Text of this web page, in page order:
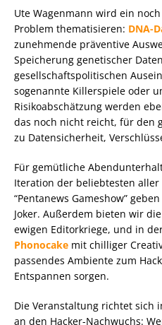
Ute Wagenmann wird ein
Problem thematisieren: DNA-
zunehmende präventive
Speicherung genetischer
gesellschaftspolitischen
sogenannte Killerspiele oder
Risikoabschätzung werden
das noch nicht reicht, für den
zu Datensicherheit,
Für gemütliche
Iteration der beliebtesten aller
“Pentanews Gameshow”
Joker. Außerdem bieten wir
ewigen Editorkriege, und in
Phonocake mit chilliger
passendes Ambiente zum
Entspannen sorgen.
Die Veranstaltung richtet sich
an den Hacker-Nachwuchs: